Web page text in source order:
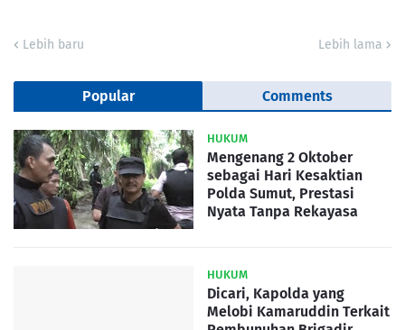
Lebih baru Lebih lama
Popular Comments
HUKUM
Mengenang 2 Oktober
sebagai Hari Kesaktian
Polda Sumut, Prestasi
Nyata Tanpa Rekayasa
HUKUM
Dicari, Kapolda yang
Melobi Kamaruddin Terkait